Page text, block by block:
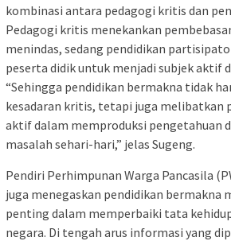
kombinasi antara pedagogi kritis dan
Pedagogi kritis menekankan
menindas, sedang pendidikan
peserta didik untuk menjadi subjek aktif
“Sehingga pendidikan bermakna tidak
kesadaran kritis, tetapi juga melibatkan
aktif dalam memproduksi pengetahuan
masalah sehari-hari,” jelas Sugeng.
Pendiri Perhimpunan Warga Pancasila
juga menegaskan pendidikan bermakna
penting dalam memperbaiki tata
negara. Di tengah arus informasi yang